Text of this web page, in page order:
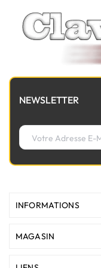
NEWSLETTER
INFORMATIONS
MAGASIN